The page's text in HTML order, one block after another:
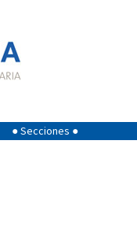
● Secciones ●